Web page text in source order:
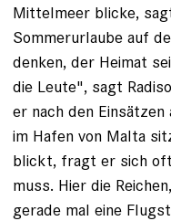
Mittelmeer blicke,
Sommer­urlaube auf
denken, der Heimat
die Leute", sagt
er nach den
im Hafen von Malta
blickt, fragt er sich
muss. Hier die
gerade mal eine